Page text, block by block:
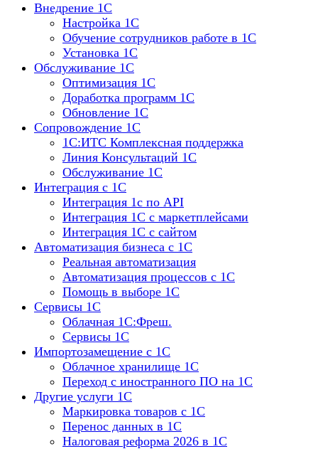
Внедрение 1С
Настройка 1C
Обучение сотрудников работе в 1С
Установка 1C
Обслуживание 1С
Оптимизация 1С
Доработка программ 1С
Обновление 1С
Сопровождение 1С
1C:ИТС Комплексная поддержка
Линия Консультаций 1С
Обслуживание 1С
Интеграция с 1С
Интеграция 1с по API
Интеграция 1С с маркетплейсами
Интеграция 1С с сайтом
Автоматизация бизнеса с 1С
Реальная автоматизация
Автоматизация процессов с 1С
Помощь в выборе 1С
Сервисы 1С
Облачная 1С:Фреш.
Сервисы 1С
Импортозамещение с 1С
Облачное хранилище 1С
Переход с иностранного ПО на 1С
Другие услуги 1С
Маркировка товаров с 1С
Перенос данных в 1С
Налоговая реформа 2026 в 1С